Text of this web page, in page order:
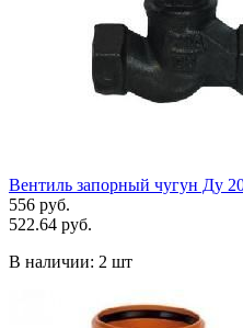
Вентиль запорный чугун Ду
556 руб.
522.64 руб.
В наличии: 2 шт